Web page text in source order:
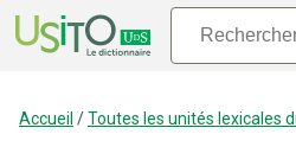
Accueil /Toutes les unités lexicales